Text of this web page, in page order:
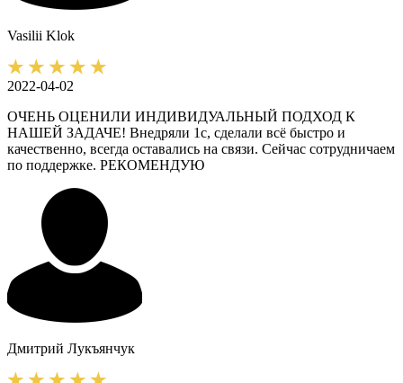
Vasilii Klok
2022-04-02
ОЧЕНЬ ОЦЕНИЛИ ИНДИВИДУАЛЬНЫЙ ПОДХОД К
НАШЕЙ ЗАДАЧЕ! Внедряли 1с, сделали всё быстро и
качественно, всегда оставались на связи. Сейчас сотрудничаем
по поддержке. РЕКОМЕНДУЮ
Дмитрий Лукъянчук